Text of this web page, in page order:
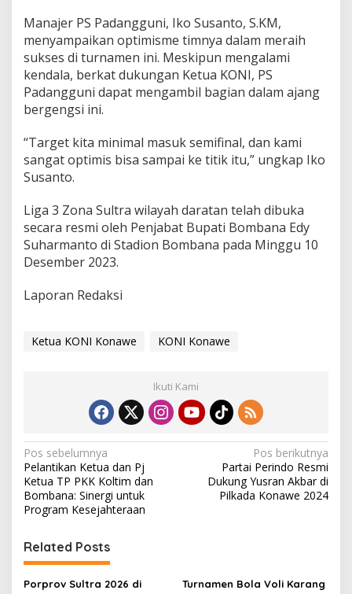
Manajer PS Padangguni, Iko Susanto, S.KM,
menyampaikan optimisme timnya dalam meraih
sukses di turnamen ini. Meskipun mengalami
kendala, berkat dukungan Ketua KONI, PS
Padangguni dapat mengambil bagian dalam ajang
bergengsi ini.
“Target kita minimal masuk semifinal, dan kami
sangat optimis bisa sampai ke titik itu,” ungkap Iko
Susanto.
Liga 3 Zona Sultra wilayah daratan telah dibuka
secara resmi oleh Penjabat Bupati Bombana Edy
Suharmanto di Stadion Bombana pada Minggu 10
Desember 2023.
Laporan Redaksi
Ketua KONI Konawe KONI Konawe
Ikuti Kami
N
a
v
i
g
a
Pos sebelumnya
Pelantikan Ketua dan Pj
Ketua TP PKK Koltim dan
Bombana: Sinergi untuk
Program Kesejahteraan
Pos berikutnya
Partai Perindo Resmi
Dukung Yusran Akbar di
Pilkada Konawe 2024
Related Posts
Porprov Sultra 2026 di
Turnamen Bola Voli Karang